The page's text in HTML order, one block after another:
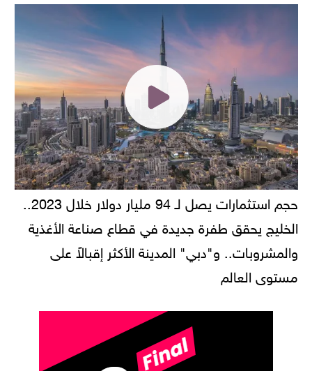
حجم استثمارات يصل لـ 94 مليار دولار خلال 2023..
الخليج يحقق طفرة جديدة في قطاع صناعة الأغذية
والمشروبات.. و"دبي" المدينة الأكثر إقبالاً على
مستوى العالم